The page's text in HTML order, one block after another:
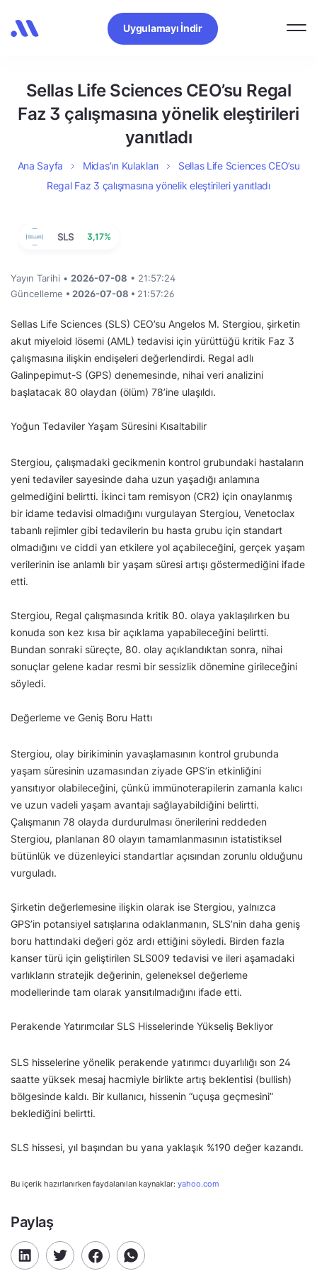
Uygulamayı İndir
Sellas Life Sciences CEO’su Regal
Faz 3 çalışmasına yönelik eleştirileri
yanıtladı
Ana Sayfa Midas’ın Kulakları
Sellas Life Sciences CEO’su
Regal Faz 3 çalışmasına yönelik eleştirileri yanıtladı
SLS 3,17%
Yayın Tarihi • 2026-07-08 • 21:57:24
Güncelleme • 2026-07-08 • 21:57:26
Sellas Life Sciences (SLS) CEO’su Angelos M. Stergiou, şirketin
akut miyeloid lösemi (AML) tedavisi için yürüttüğü kritik Faz 3
çalışmasına ilişkin endişeleri değerlendirdi. Regal adlı
Galinpepimut-S (GPS) denemesinde, nihai veri analizini
başlatacak 80 olaydan (ölüm) 78’ine ulaşıldı.
Yoğun Tedaviler Yaşam Süresini Kısaltabilir
Stergiou, çalışmadaki gecikmenin kontrol grubundaki hastaların
yeni tedaviler sayesinde daha uzun yaşadığı anlamına
gelmediğini belirtti. İkinci tam remisyon (CR2) için onaylanmış
bir idame tedavisi olmadığını vurgulayan Stergiou, Venetoclax
tabanlı rejimler gibi tedavilerin bu hasta grubu için standart
olmadığını ve ciddi yan etkilere yol açabileceğini, gerçek yaşam
verilerinin ise anlamlı bir yaşam süresi artışı göstermediğini ifade
etti.
Stergiou, Regal çalışmasında kritik 80. olaya yaklaşılırken bu
konuda son kez kısa bir açıklama yapabileceğini belirtti.
Bundan sonraki süreçte, 80. olay açıklandıktan sonra, nihai
sonuçlar gelene kadar resmi bir sessizlik dönemine girileceğini
söyledi.
Değerleme ve Geniş Boru Hattı
Stergiou, olay birikiminin yavaşlamasının kontrol grubunda
yaşam süresinin uzamasından ziyade GPS’in etkinliğini
yansıtıyor olabileceğini, çünkü immünoterapilerin zamanla kalıcı
ve uzun vadeli yaşam avantajı sağlayabildiğini belirtti.
Çalışmanın 78 olayda durdurulması önerilerini reddeden
Stergiou, planlanan 80 olayın tamamlanmasının istatistiksel
bütünlük ve düzenleyici standartlar açısından zorunlu olduğunu
vurguladı.
Şirketin değerlemesine ilişkin olarak ise Stergiou, yalnızca
GPS’in potansiyel satışlarına odaklanmanın, SLS’nin daha geniş
boru hattındaki değeri göz ardı ettiğini söyledi. Birden fazla
kanser türü için geliştirilen SLS009 tedavisi ve ileri aşamadaki
varlıkların stratejik değerinin, geleneksel değerleme
modellerinde tam olarak yansıtılmadığını ifade etti.
Perakende Yatırımcılar SLS Hisselerinde Yükseliş Bekliyor
SLS hisselerine yönelik perakende yatırımcı duyarlılığı son 24
saatte yüksek mesaj hacmiyle birlikte artış beklentisi (bullish)
bölgesinde kaldı. Bir kullanıcı, hissenin “uçuşa geçmesini”
beklediğini belirtti.
SLS hissesi, yıl başından bu yana yaklaşık %190 değer kazandı.
Bu içerik hazırlanırken faydalanılan kaynaklar: yahoo.com
Paylaş